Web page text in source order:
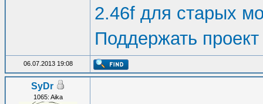
*Author = Имя
используется)
*Homepage =
2.46f для старых
Поддержать проект
06.07.2013 19:08
SyDr
1065: Aika